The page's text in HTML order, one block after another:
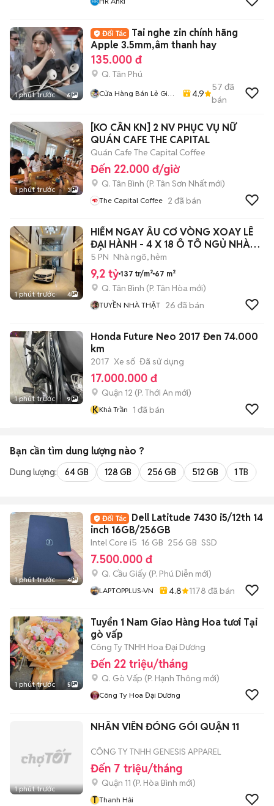
1 phút trước 6
Tai nghe zin chính hãng
Apple 3.5mm,âm thanh hay
135.000 đ
Q. Tân Phú
Cửa Hàng Bán Lẻ Giá
4.9
57 đã
bán
1 phút trước 3
[KO CẦN KN] 2 NV PHỤC VỤ NỮ
QUÁN CAFE THE CAPITAL
Quán Cafe The Capital Coffee
Đến 22.000 đ/giờ
Q. Tân Bình (P. Tân Sơn Nhất mới)
The Capital Coffee 2 đã bán
1 phút trước 4
HIẾM NGAY ÂU CƠ VÒNG XOAY LÊ
ĐẠI HÀNH - 4 X 18 Ô TÔ NGỦ NHÀ
HẺM 7M .
5 PN Nhà ngõ, hẻm
9,2 tỷ 137 tr/m² 67 m²
Q. Tân Bình (P. Tân Hòa mới)
TUYỀN NHÀ THẬT 26 đã bán
1 phút trước 9
Honda Future Neo 2017 Đen 74.000
km
2017 Xe số Đã sử dụng
17.000.000 đ
Quận 12 (P. Thới An mới)
KKhả Trần 1 đã bán
Bạn cần tìm dung lượng nào ?
Dung lượng: 64 GB 128 GB 256 GB 512 GB 1 TB
1 phút trước 4
Dell Latitude 7430 i5/12th 14
inch 16GB/256GB
Intel Core i5 16 GB 256 GB SSD
7.500.000 đ
Q. Cầu Giấy (P. Phú Diễn mới)
LAPTOPPLUS-VN 4.8 1178 đã bán
1 phút trước 5
Tuyển 1 Nam Giao Hàng Hoa tươi Tại
gò vấp
Công Ty TNHH Hoa Đại Dương
Đến 22 triệu/tháng
Q. Gò Vấp (P. Hạnh Thông mới)
Công Ty Hoa Đại Dương
1 phút trước
NHÂN VIÊN ĐÓNG GÓI QUẬN 11
CÔNG TY TNHH GENESIS APPAREL
Đến 7 triệu/tháng
Quận 11 (P. Hòa Bình mới)
T Thanh Hải